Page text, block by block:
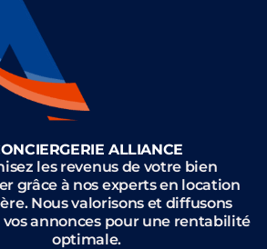
ALLIANCE
les revenus de votre bien
grâce à nos experts en location
Nous valorisons et diffusons
annonces pour une rentabilité
optimale.